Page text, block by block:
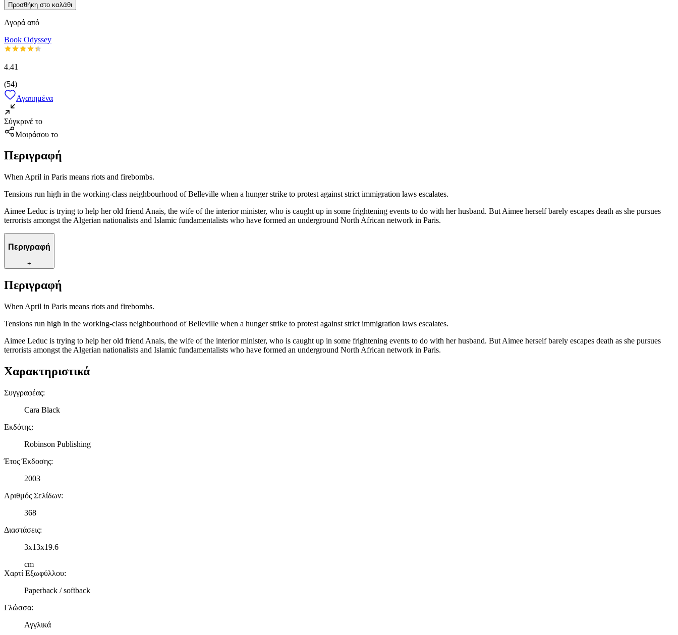
Προσθήκη στο καλάθι
Αγορά από
Book Odyssey
4.41
(54)
Αγαπημένα
Σύγκρινέ το
Μοιράσου το
Περιγραφή
When April in Paris means riots and firebombs.
Tensions run high in the working-class neighbourhood of Belleville when a hunger strike to protest against strict immigration laws escalates.
Aimee Leduc is trying to help her old friend Anais, the wife of the interior minister, who is caught up in some frightening events to do with her husband. But Aimee herself barely escapes death as she pursues
terrorists amongst the Algerian nationalists and Islamic fundamentalists who have formed an underground North African network in Paris.
Περιγραφή
+
Περιγραφή
When April in Paris means riots and firebombs.
Tensions run high in the working-class neighbourhood of Belleville when a hunger strike to protest against strict immigration laws escalates.
Aimee Leduc is trying to help her old friend Anais, the wife of the interior minister, who is caught up in some frightening events to do with her husband. But Aimee herself barely escapes death as she pursues
terrorists amongst the Algerian nationalists and Islamic fundamentalists who have formed an underground North African network in Paris.
Χαρακτηριστικά
Συγγραφέας:
Cara Black
Εκδότης:
Robinson Publishing
Έτος Έκδοσης:
2003
Αριθμός Σελίδων:
368
Διαστάσεις:
3x13x19.6
cm
Χαρτί Εξωφύλλου:
Paperback / softback
Γλώσσα:
Αγγλικά